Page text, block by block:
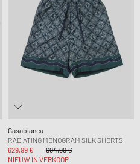
Casablanca
RADIATING MONOGRAM SILK SHORTS
629,99 €
694,99 €
NIEUW IN VERKOOP